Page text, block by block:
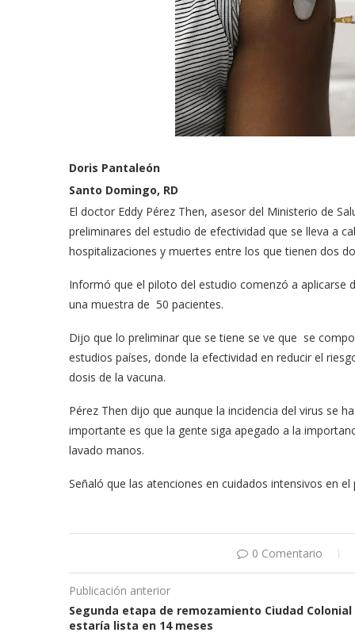
Doris Pantaleón
Santo Domingo, RD
El doctor Eddy Pérez Then, asesor del Ministerio de
preliminares del estudio de efectividad que se lleva a
hospitalizaciones y muertes entre los que tienen dos
Informó que el piloto del estudio comenzó a aplicarse
una muestra de 50 pacientes.
Dijo que lo preliminar que se tiene se ve que se
estudios países, donde la efectividad en reducir el
dosis de la vacuna.
Pérez Then dijo que aunque la incidencia del virus se
importante es que la gente siga apegado a la
lavado manos.
Señaló que las atenciones en cuidados intensivos en
0 Comentario
Publicación anterior
Segunda etapa de remozamiento Ciudad Colonial
estaría lista en 14 meses